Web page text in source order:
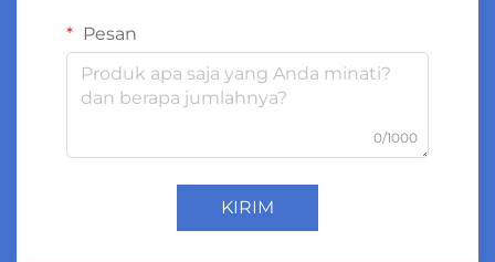
Pesan
0/1000
KIRIM